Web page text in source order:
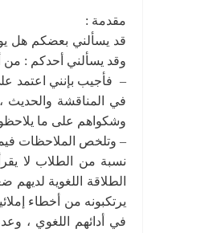
مقدمة :
قد يسألني بعضكم هل
وقد يسألني أحدكم :
– فأجيب بإنني اعتمد
في المناقشة والحديث
وشكواهم على ما
– وتلخص الملاحظات
نسبة من الطلاب لا
الطلاقة اللغوية
يرتكبونه من أخطاء
في أدائهم اللغوي ،